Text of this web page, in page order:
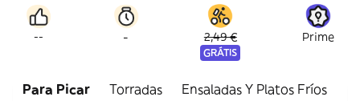
-- - 2,49 €
GRÁTIS
Prime
Para Picar Torradas Ensaladas Y Platos Fríos